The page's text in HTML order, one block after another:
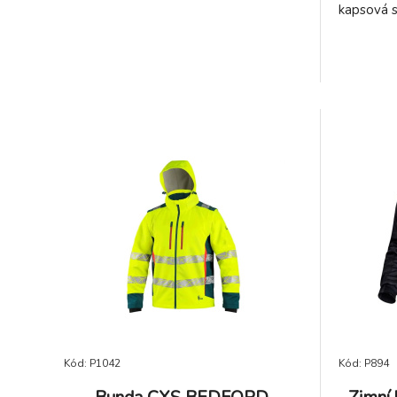
kapsová
Kód: P1042 Kód: P894